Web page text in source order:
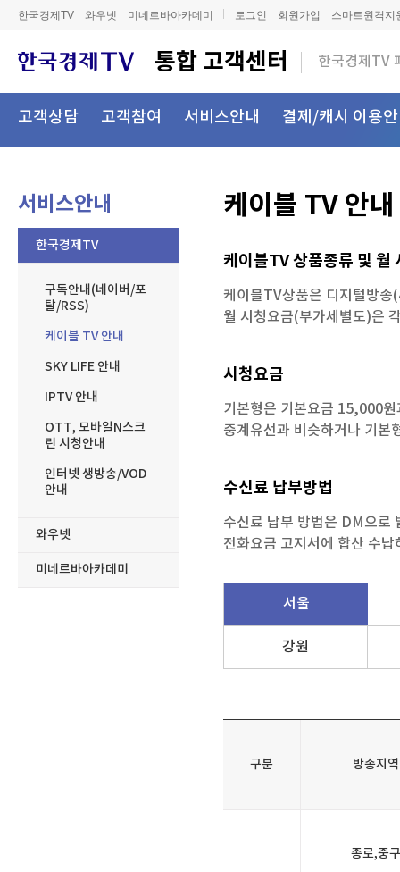
한국경제TV 와우넷 미네르바아카데미 로그인 회원가입 스마트원격지
통합고객센터 한국경제TV
고객상담 고객참여 서비스안내 결제/캐시이용
서비스안내
한국경제TV
구독안내(네이버/포
탈/RSS)
케이블TV안내
SKYLIFE안내
IPTV안내
OTT,모바일N스크
린시청안내
인터넷생방송/VOD
안내
와우넷
미네르바아카데미
케이블TV안내
케이블TV상품종류및월
케이블TV상품은디지털방
월시청요금(부가세별도)은
시청요금
기본형은기본요금15,000
중계유선과비슷하거나기
수신료납부방법
수신료납부방법은DM으로
전화요금고지서에합산수
서울
강원
구분 방송지역
종로,중구